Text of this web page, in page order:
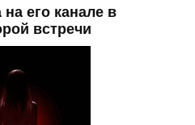
его канале в
встречи